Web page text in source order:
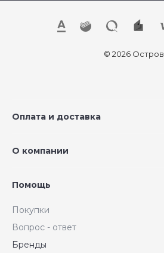
© 2026 Остров
Оплата и доставка
О компании
Помощь
Покупки
Вопрос - ответ
Бренды